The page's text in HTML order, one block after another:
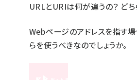
URLとURIは何が違うの？ ど
Webページのアドレスを指す
らを使うべきなのでしょうか。